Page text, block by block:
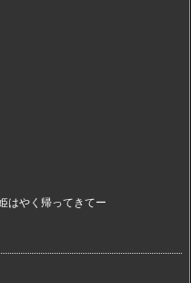
はやく帰ってきてー